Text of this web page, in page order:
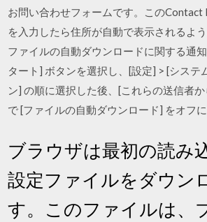
お問い合わせフォームです。このContact
を入力したら住所が自動で表示されるよ
ファイルの自動ダウンロードに関する通
タート] ボタンを選択し、[設定] > [システ
ン] の順に選択した後、[これらの送信者
で [ファイルの自動ダウンロード] をオフに
ブラウザは最初の読み
設定ファイルをダウン
す。このファイルは、